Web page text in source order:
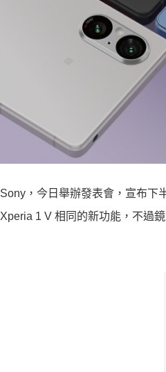
，今日舉辦發表會，宣布
1 V 相同的新功能，不過